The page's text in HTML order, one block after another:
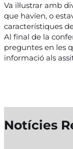
Va il·lustrar amb
que havíen, o
característiques
Al final de la
preguntes en les
informació als
Notícies